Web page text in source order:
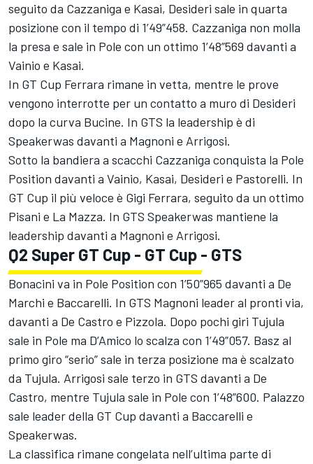
seguito da Cazzaniga e Kasai, Desideri sale in quarta
posizione con il tempo di 1’49”458. Cazzaniga non molla
la presa e sale in Pole con un ottimo 1’48”569 davanti a
Vainio e Kasai.
In GT Cup Ferrara rimane in vetta, mentre le prove
vengono interrotte per un contatto a muro di Desideri
dopo la curva Bucine. In GTS la leadership è di
Speakerwas davanti a Magnoni e Arrigosi.
Sotto la bandiera a scacchi Cazzaniga conquista la Pole
Position davanti a Vainio, Kasai, Desideri e Pastorelli. In
GT Cup il più veloce è Gigi Ferrara, seguito da un ottimo
Pisani e La Mazza. In GTS Speakerwas mantiene la
leadership davanti a Magnoni e Arrigosi.
Q2 Super GT Cup - GT Cup - GTS
Bonacini va in Pole Position con 1’50”965 davanti a De
Marchi e Baccarelli. In GTS Magnoni leader al pronti via,
davanti a De Castro e Pizzola. Dopo pochi giri Tujula
sale in Pole ma D’Amico lo scalza con 1’49”057. Basz al
primo giro “serio” sale in terza posizione ma è scalzato
da Tujula. Arrigosi sale terzo in GTS davanti a De
Castro, mentre Tujula sale in Pole con 1’48”600. Palazzo
sale leader della GT Cup davanti a Baccarelli e
Speakerwas.
La classifica rimane congelata nell’ultima parte di